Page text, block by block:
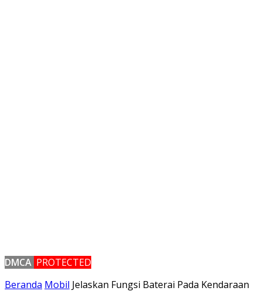
DMCA PROTECTED
Beranda Mobil Jelaskan Fungsi Baterai Pada Kendaraan